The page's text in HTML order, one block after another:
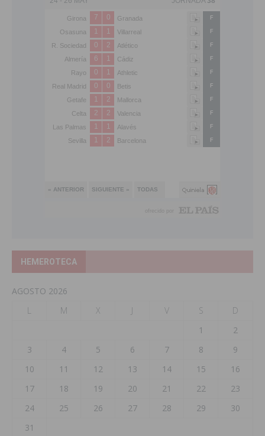
HEMEROTECA
AGOSTO 2026
L
M X J V S
D
1
2
3
4 5 6 7 8
9
10
11 12 13 14 15
16
17
18 19 20 21 22
23
24
25 26 27 28 29
30
31